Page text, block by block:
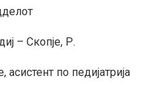
– Скопје, Р.
по педијатрија